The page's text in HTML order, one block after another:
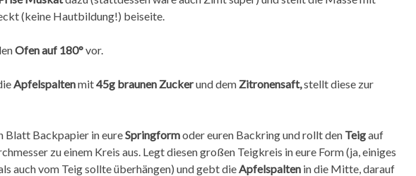
(keine Hautbildung!) beiseite.
Ofen auf 180°vor.
Apfelspaltenmit45g braunen Zuckerund dem Zitronensaft,stellt diese zur
Blatt Backpapier in eureSpringformoder euren Backring und rollt den Teigauf
zu einem Kreis aus. Legt diesen großen Teigkreis in eure Form (ja, einiges
auch vom Teig sollte überhängen) und gebt dieApfelspalten in die Mitte, darauf